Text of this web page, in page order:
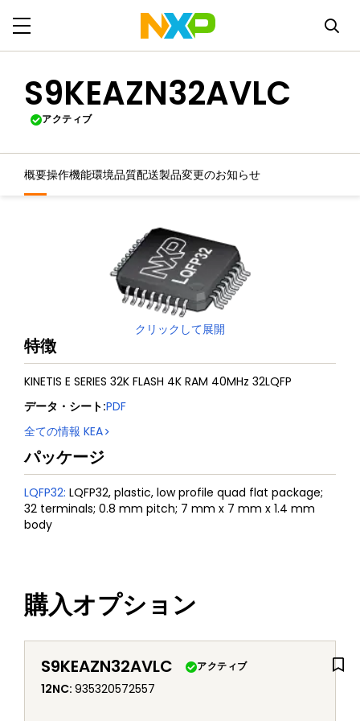
S9KEAZN32AVLC
アクティブ
概要操作機能環境品質配送製品変更のお知らせ
クリックして展開
特徴
KINETIS E SERIES 32K FLASH 4K RAM 40MHz 32LQFP
データ・シート:PDF
全ての情報 KEA
パッケージ
LQFP32: LQFP32, plastic, low profile quad flat package;
32 terminals; 0.8 mm pitch; 7 mm x 7 mm x 1.4 mm
body
購入オプション
S9KEAZN32AVLC アクティブ
12NC: 935320572557